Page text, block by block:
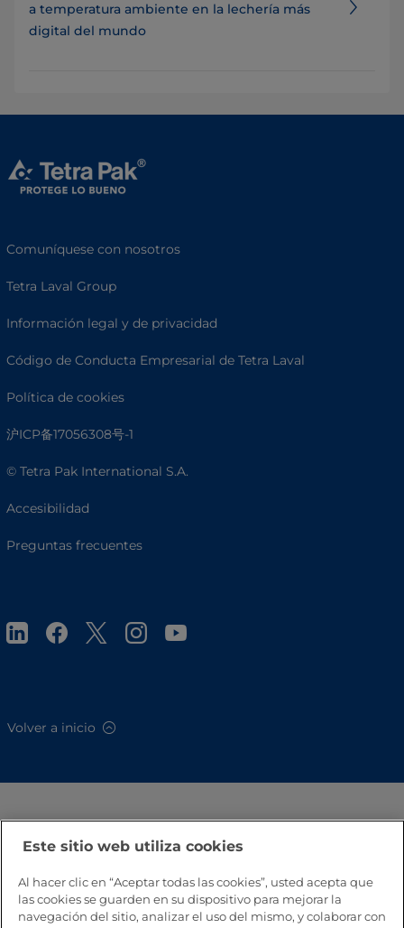
a temperatura ambiente en la lechería más
digital del mundo
Comuníquese con nosotros
Tetra Laval Group
Información legal y de privacidad
Código de Conducta Empresarial de Tetra Laval
Política de cookies
沪ICP备17056308号-1
© Tetra Pak International S.A.
Accesibilidad
Preguntas frecuentes
Volver a inicio
Este sitio web utiliza cookies
Al hacer clic en “Aceptar todas las cookies”, usted acepta que
las cookies se guarden en su dispositivo para mejorar la
navegación del sitio, analizar el uso del mismo, y colaborar con